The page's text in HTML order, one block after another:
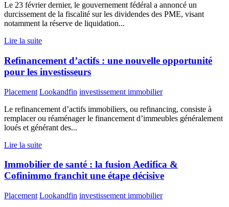
Le 23 février dernier, le gouvernement fédéral a annoncé un
durcissement de la fiscalité sur les dividendes des PME, visant
notamment la réserve de liquidation...
Lire la suite
Refinancement d’actifs : une nouvelle opportunité
pour les investisseurs
Placement Lookandfin investissement immobilier
Le refinancement d’actifs immobiliers, ou refinancing, consiste à
remplacer ou réaménager le financement d’immeubles généralement
loués et générant des...
Lire la suite
Immobilier de santé : la fusion Aedifica &
Cofinimmo franchit une étape décisive
Placement Lookandfin investissement immobilier